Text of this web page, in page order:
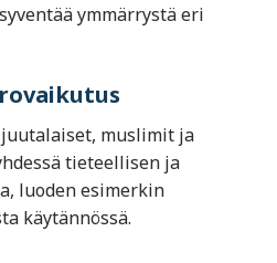
ymmärrystä eri
muslimit ja
tieteellisen ja
luoden esimerkin
käytännössä.